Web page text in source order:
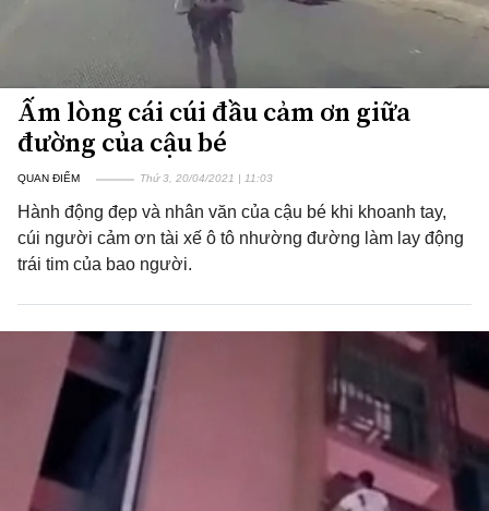
Ấm lòng cái cúi đầu cảm ơn giữa
đường của cậu bé
QUAN ĐIỂM Thứ 3, 20/04/2021 | 11:03
Hành động đẹp và nhân văn của cậu bé khi khoanh tay,
cúi người cảm ơn tài xế ô tô nhường đường làm lay động
trái tim của bao người.